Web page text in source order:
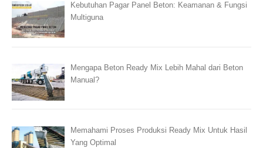
Kebutuhan Pagar Panel Beton: Keamanan & Fungsi
Multiguna
Mengapa Beton Ready Mix Lebih Mahal dari Beton
Manual?
Memahami Proses Produksi Ready Mix Untuk Hasil
Yang Optimal